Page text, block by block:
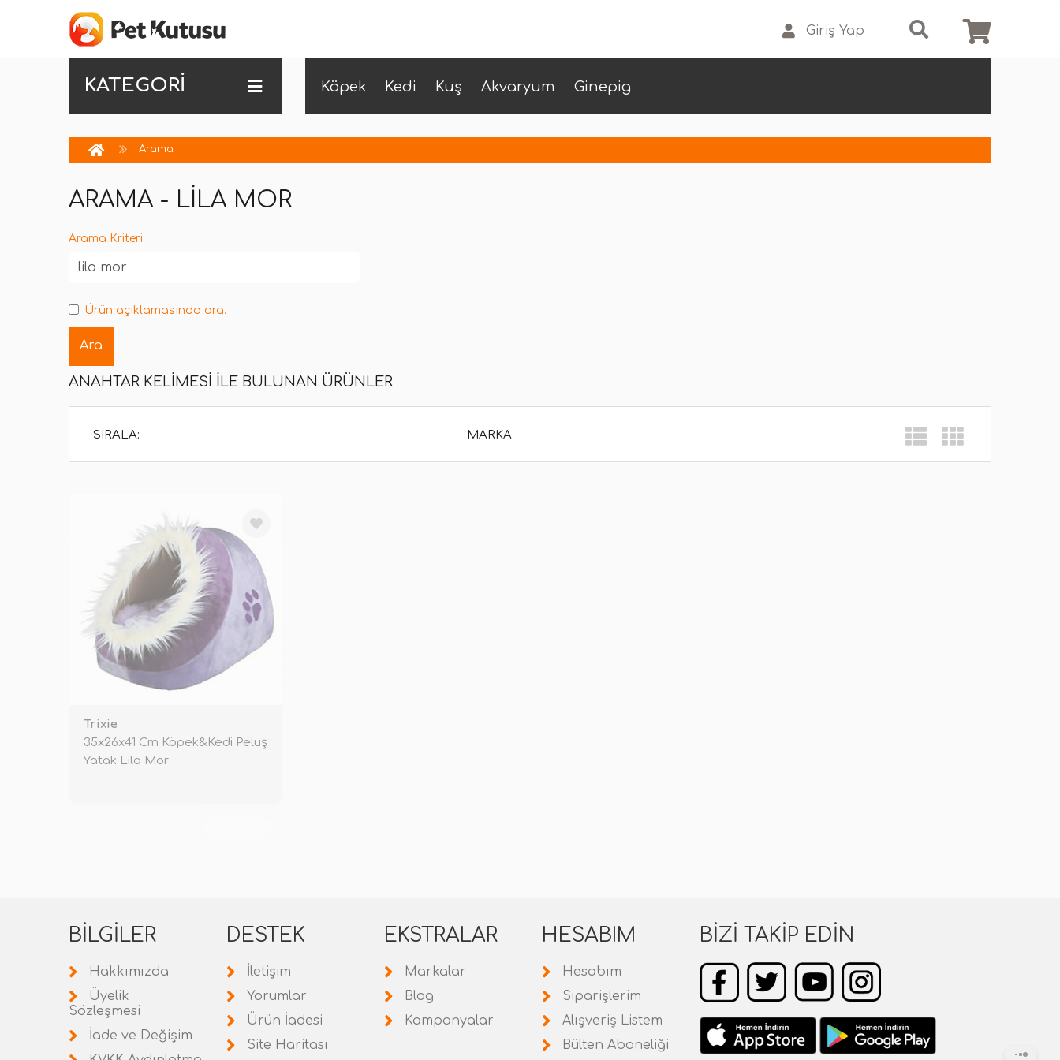
Giriş Yap
KATEGORİ Köpek Kedi Kuş Akvaryum Ginepig
Arama
ARAMA - LILA MOR
Arama Kriteri
Ürün açıklamasında ara.
ANAHTAR KELIMESI ILE BULUNAN ÜRÜNLER
SIRALA: MARKA
Trixie
35x26x41 Cm Köpek&Kedi Peluş
Yatak Lila Mor
BILGILER
Hakkımızda
Üyelik
Sözleşmesi
İade ve Değişim
DESTEK
İletişim
Yorumlar
Ürün İadesi
Site Haritası
EKSTRALAR
Markalar
Blog
Kampanyalar
HESABIM
Hesabım
Siparişlerim
Alışveriş Listem
Bülten Aboneliği
BIZI TAKIP EDIN